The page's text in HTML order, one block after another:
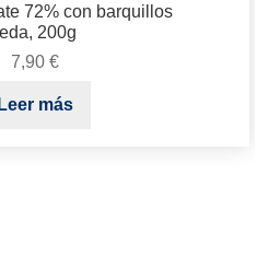
72% con barquillos
200g
7,90 €
Leer más